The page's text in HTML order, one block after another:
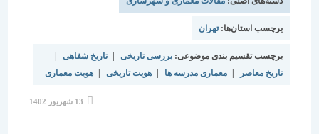
برچسب استان‌ها:تهران
برچسب تقسیم بندی موضوعی:بررسی تاریخی | تاریخ شفاهی |
تاریخ معاصر | معماری مدرسه ها | هویت تاریخی | هویت معماری